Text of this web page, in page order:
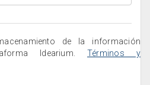
de la información
Idearium.Términos y